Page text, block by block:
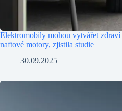
Elektromobily mohou vytvářet zdraví
naftové motory, zjistila studie
30.09.2025